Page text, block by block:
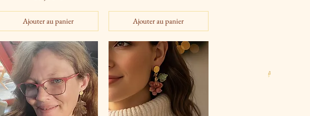
Ajouter au panier Ajouter au panier